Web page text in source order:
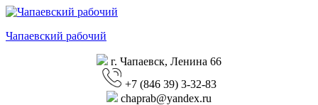
Перейти
содержимому
Чапаевский рабочий
г. Чапаевск, Ленина 66
+7 (846 39) 3-32-83
chaprab@yandex.ru